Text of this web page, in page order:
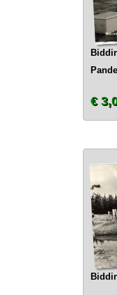
€